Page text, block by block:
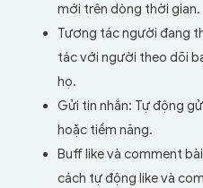
mới trên dòng thời gian.
Tương tác người đang
tác với người theo dõi
họ.
Gửi tin nhắn: Tự động
hoặc tiềm năng.
Buff like và comment
cách tự động like và